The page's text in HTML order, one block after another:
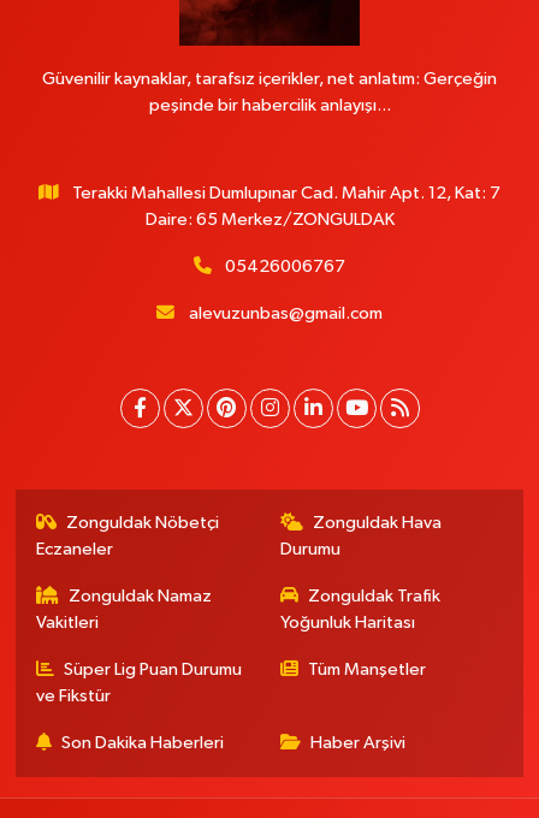
Güvenilir kaynaklar, tarafsız içerikler, net anlatım: Gerçeğin
peşinde bir habercilik anlayışı...
Terakki Mahallesi Dumlupınar Cad. Mahir Apt. 12, Kat: 7
Daire: 65 Merkez/ZONGULDAK
05426006767
alevuzunbas@gmail.com
Zonguldak Nöbetçi
Eczaneler
Zonguldak Hava
Durumu
Zonguldak Namaz
Vakitleri
Zonguldak Trafik
Yoğunluk Haritası
Süper Lig Puan Durumu
ve Fikstür
Tüm Manşetler
Son Dakika Haberleri Haber Arşivi